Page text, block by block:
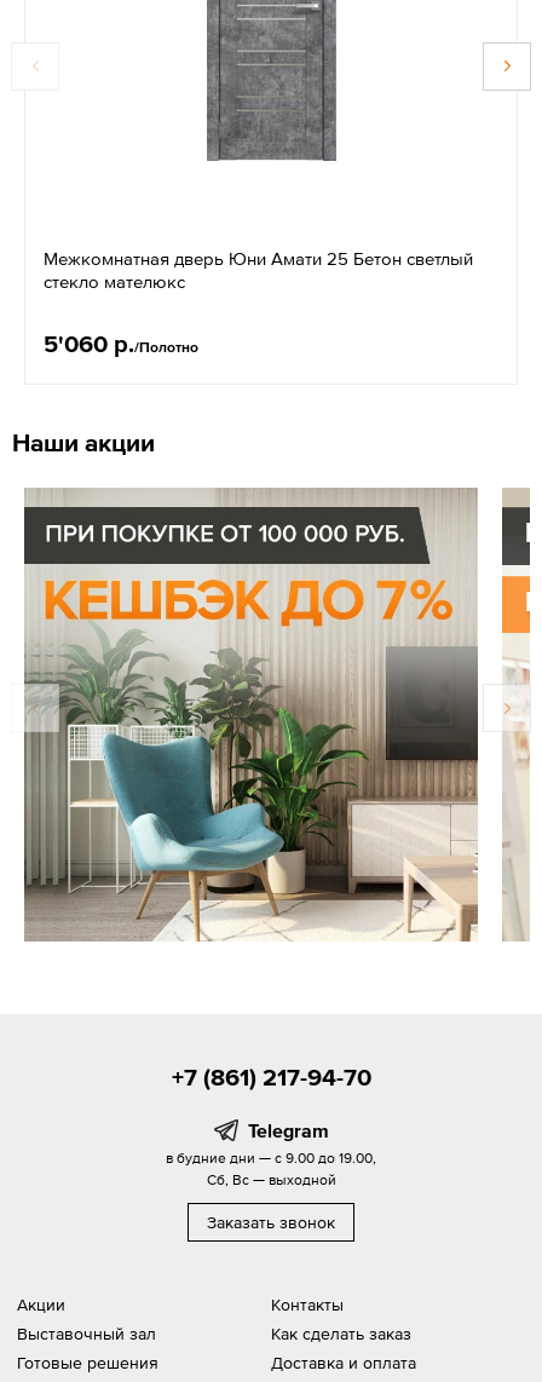
Межкомнатная дверь Юни Амати 25 Бетон светлый
стекло мателюкс
5'060 р./Полотно
Наши акции
Акции
Выставочный зал
Готовые решения
Контакты
Как сделать заказ
Доставка и оплата
+7 (861) 217-94-70
Telegram
в будние дни — с 9.00 до 19.00,
Сб, Вс — выходной
Заказать звонок